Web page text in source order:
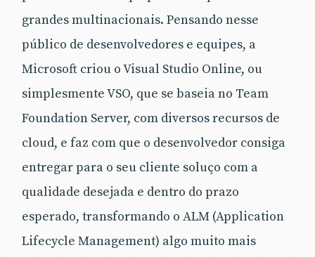
grandes multinacionais. Pensando nesse
público de desenvolvedores e equipes, a
Microsoft criou o Visual Studio Online, ou
simplesmente VSO, que se baseia no Team
Foundation Server, com diversos recursos de
cloud, e faz com que o desenvolvedor consiga
entregar para o seu cliente soluço com a
qualidade desejada e dentro do prazo
esperado, transformando o ALM (Application
Lifecycle Management) algo muito mais